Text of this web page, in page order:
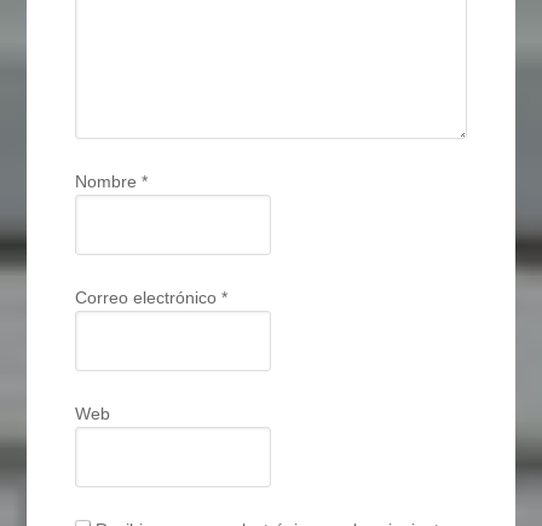
Nombre*
Correo electrónico*
Web